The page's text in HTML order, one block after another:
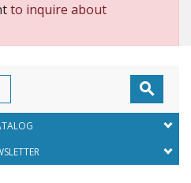
to inquire about
